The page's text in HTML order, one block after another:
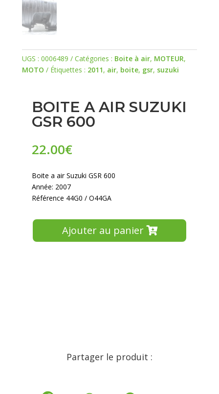
UGS : 0006489 Catégories : Boite à air, MOTEUR,
MOTO
Étiquettes : 2011, air, boite, gsr, suzuki
BOITE A AIR SUZUKI
GSR 600
22.00€
Boite a air Suzuki GSR 600
Année: 2007
Référence 44G0 / O44GA
Ajouter au panier
Partager le produit :